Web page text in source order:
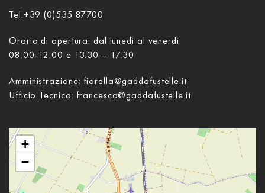
Tel.+39 (0)535 87700
Orario di apertura: dal lunedì al venerdì
08:00-12:00 e 13:30 – 17:30
Amministrazione: fiorella@gaddafustelle.it
Ufficio Tecnico: francesca@gaddafustelle.it
+
−